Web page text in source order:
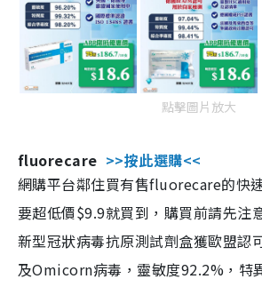
點擊圖片放大
fluorecare >>按此選購<<
網購平台鄰住買有售fluorecare的快
要超低價$9.9就買到，購買前請先注
新型冠狀病毒抗原測試劑盒獲歐盟認
及Omicorn病毒，靈敏度92.2%，特